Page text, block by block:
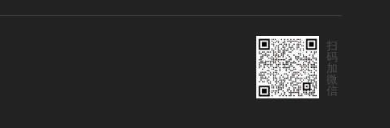
扫
码
加
微
信